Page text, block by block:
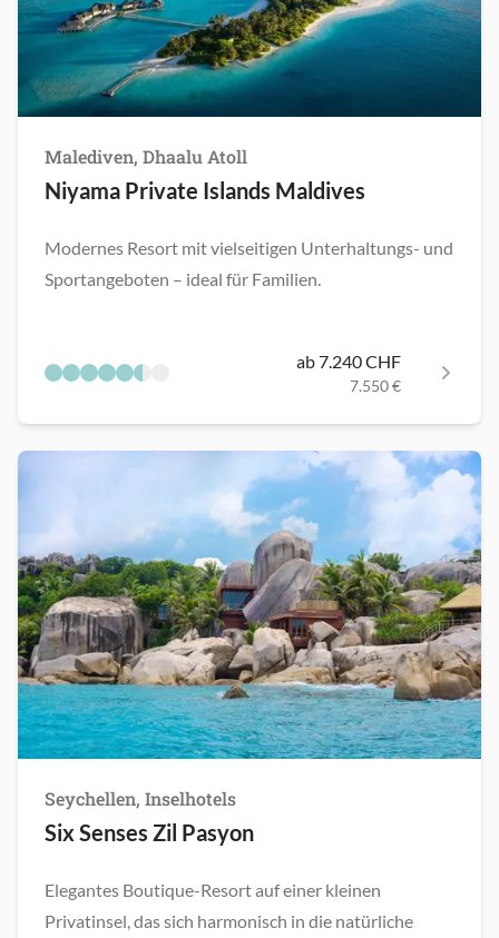
Malediven, Dhaalu Atoll
Niyama Private Islands Maldives
Modernes Resort mit vielseitigen Unterhaltungs- und
Sportangeboten – ideal für Familien.
ab 7.240 CHF
7.550 €
Seychellen, Inselhotels
Six Senses Zil Pasyon
Elegantes Boutique-Resort auf einer kleinen
Privatinsel, das sich harmonisch in die natürliche